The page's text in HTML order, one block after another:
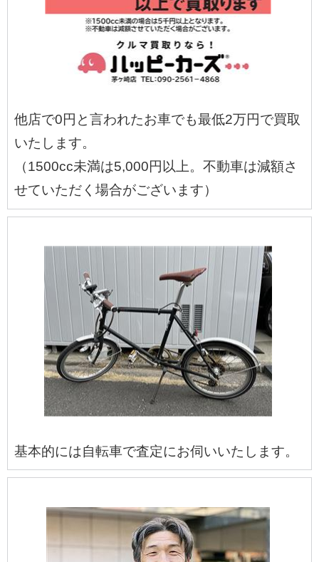
他店で0円と言われたお車でも最低2万円で買取
いたします。
（1500cc未満は5,000円以上。不動車は減額さ
せていただく場合がございます）
基本的には自転車で査定にお伺いいたします。